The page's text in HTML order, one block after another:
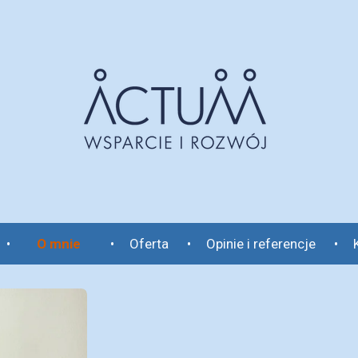
O mnie Oferta Opinie i referencje